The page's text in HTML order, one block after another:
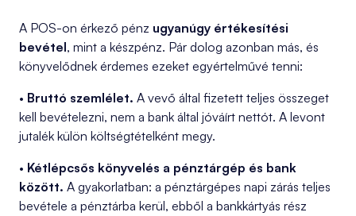
A POS-on érkező pénz ugyanúgy értékesítési
bevétel, mint a készpénz. Pár dolog azonban más, és
könyvelődnek érdemes ezeket egyértelművé tenni:
• Bruttó szemlélet. A vevő által fizetett teljes összeget
kell bevételezni, nem a bank által jóváírt nettót. A levont
jutalék külön költségtételként megy.
• Kétlépcsős könyvelés a pénztárgép és bank
között. A gyakorlatban: a pénztárgépes napi zárás teljes
bevétele a pénztárba kerül, ebből a bankkártyás rész